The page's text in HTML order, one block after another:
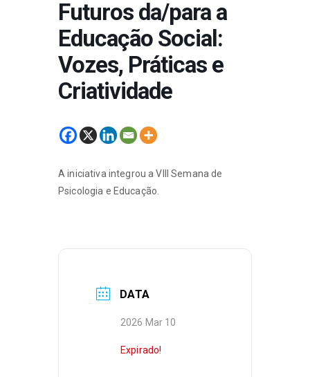
Futuros da/para a
Educação Social:
Vozes, Práticas e
Criatividade
A iniciativa integrou a VIII Semana de
Psicologia e Educação.
DATA
2026 Mar 10
Expirado!